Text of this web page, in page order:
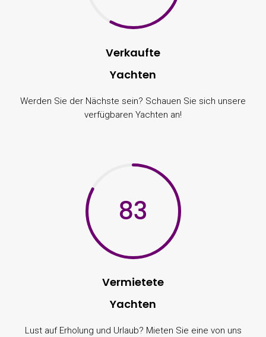
Verkaufte
Yachten
Werden Sie der Nächste sein? Schauen Sie sich unsere
verfügbaren Yachten an!
83
Vermietete
Yachten
Lust auf Erholung und Urlaub? Mieten Sie eine von uns